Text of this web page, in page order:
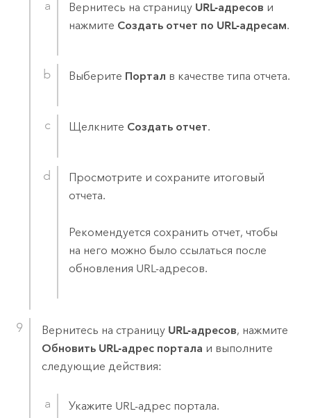
Вернитесь на страницу URL-адресов и
нажмите Создать отчет по URL-адресам.
Выберите Портал в качестве типа отчета.
Щелкните Создать отчет.
Просмотрите и сохраните итоговый
отчета.
Рекомендуется сохранить отчет, чтобы
на него можно было ссылаться после
обновления URL-адресов.
Вернитесь на страницу URL-адресов, нажмите
Обновить URL-адрес портала и выполните
следующие действия:
Укажите URL-адрес портала.